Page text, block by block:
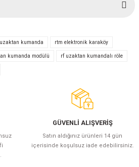
ilk yorumu siz yapın!
Yorum Yaz
kumanda rtm elektronik karaköy
kumanda modülü rf uzaktan kumandalı röle
GÜVENLİ ALIŞVERİŞ
Satın aldığınız ürünleri 14 gün
içerisinde koşulsuz iade edebilirsiniz.